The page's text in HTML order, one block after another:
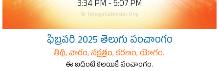
3:34 PM - 5:07 PM
© TeluguCalendar.Org
ఫిబ్రవరి 2025 తెలుగు పంచాంగం
తిథి, వారం, నక్షత్రం, కరణం, యోగం..
ఈ ఐదింటి కలయికే పంచాంగం.